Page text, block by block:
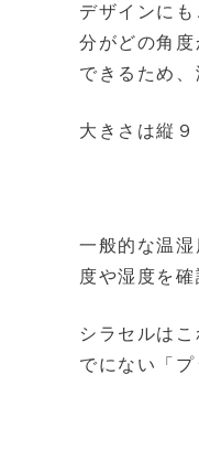
デザインに
分がどの角
できるため
大きさは縦
一般的な温
度や湿度を確
シラセルは
でにない「